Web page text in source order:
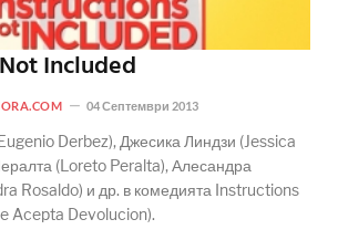
Included
04 Септември 2013
Derbez), Джесика Линдзи (Jessica
(Loreto Peralta), Алесандра
Rosaldo) и др. в комедията Instructions
Acepta Devolucion).